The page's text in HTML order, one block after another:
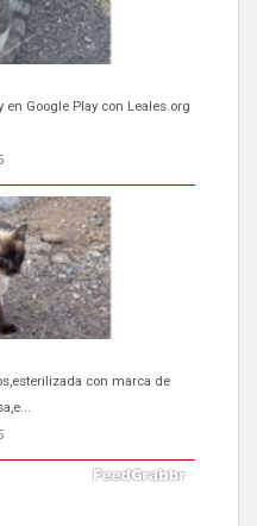
Google Play con Leales.org
con marca de